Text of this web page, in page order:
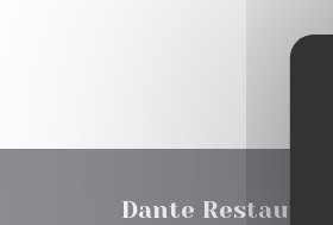
Dante Restaurant